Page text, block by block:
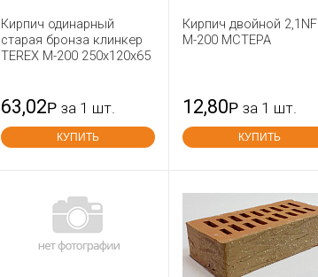
Кирпич одинарный
старая бронза клинкер
TEREX М-200 250x120x65
63,02Р за 1 шт.
КУПИТЬ
Кирпич двойной 2,1NF
М-200 МСТЕРА
12,80Р за 1 шт.
КУПИТЬ